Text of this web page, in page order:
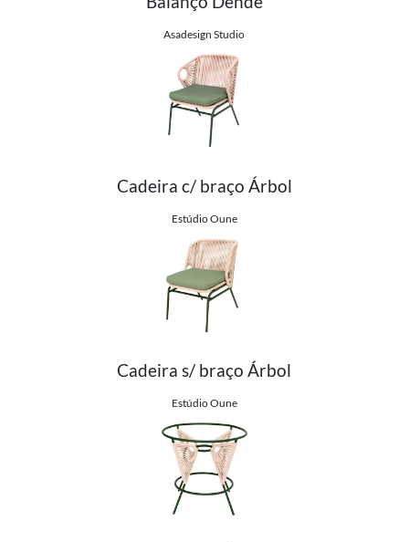
Ver detalhes do produto
Asadesign Studio
Ver detalhes do produto
Cadeira c/ braço Árbol
Estúdio Oune
Ver detalhes do produto
Cadeira s/ braço Árbol
Estúdio Oune